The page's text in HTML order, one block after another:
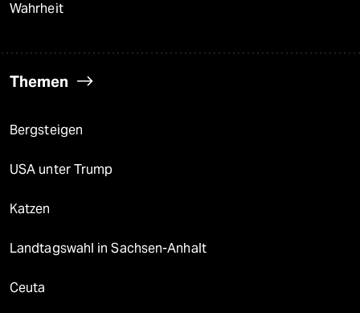
Wahrheit
Themen
Bergsteigen
USA unter Trump
Katzen
Landtagswahl in Sachsen-Anhalt
Ceuta